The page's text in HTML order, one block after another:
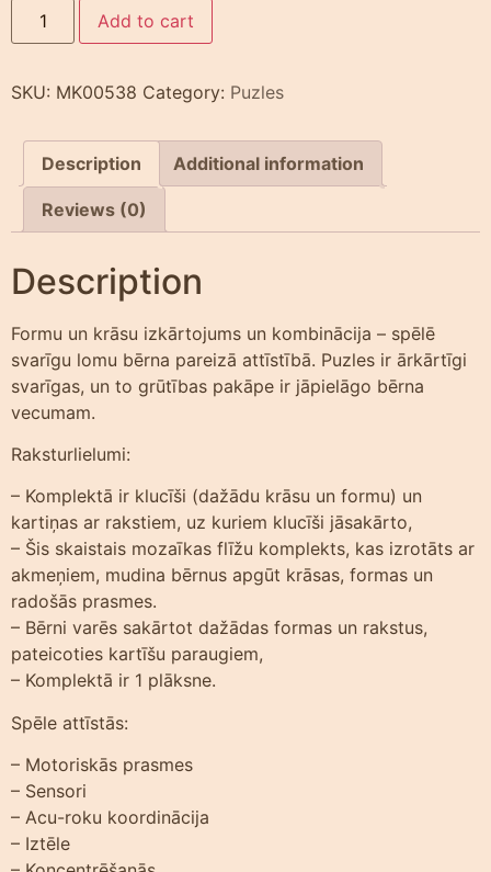
Add to cart
SKU: MK00538 Category: Puzles
Description Additional information
Reviews (0)
Description
Formu un krāsu izkārtojums un kombinācija – spēlē
svarīgu lomu bērna pareizā attīstībā. Puzles ir ārkārtīgi
svarīgas, un to grūtības pakāpe ir jāpielāgo bērna
vecumam.
Raksturlielumi:
– Komplektā ir klucīši (dažādu krāsu un formu) un
kartiņas ar rakstiem, uz kuriem klucīši jāsakārto,
– Šis skaistais mozaīkas flīžu komplekts, kas izrotāts ar
akmeņiem, mudina bērnus apgūt krāsas, formas un
radošās prasmes.
– Bērni varēs sakārtot dažādas formas un rakstus,
pateicoties kartīšu paraugiem,
– Komplektā ir 1 plāksne.
Spēle attīstās:
– Motoriskās prasmes
– Sensori
– Acu-roku koordinācija
– Iztēle